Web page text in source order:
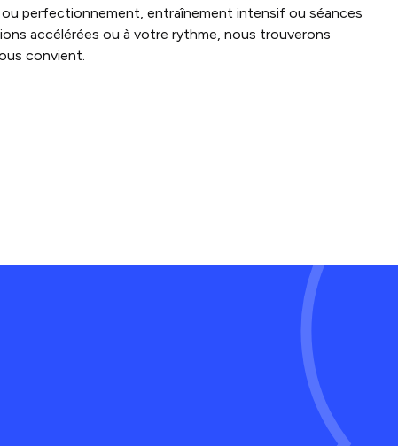
ou perfectionnement, entraînement intensif ou séances
accélérées ou à votre rythme, nous trouverons
convient.